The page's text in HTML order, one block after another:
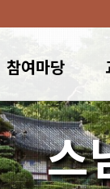
참여마당
스